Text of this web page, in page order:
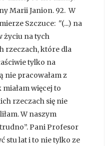
Marii Janion. 92. W
Szczuce: "(...) na
życiu na tych
rzeczach, które dla
tylko na
nie pracowałam z
więcej to
rzeczach się nie
W naszym
Pani Profesor
stu lat i to nie tylko ze